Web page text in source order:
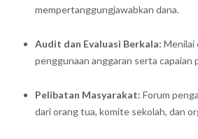
mempertanggungjawabkan dana.
Audit dan Evaluasi Berkala: Menilai
penggunaan anggaran serta capaian
Pelibatan Masyarakat: Forum
dari orang tua, komite sekolah, dan